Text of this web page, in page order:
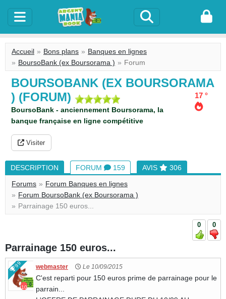
Accueil Bons plans
Banques en lignes
BoursoBank (ex Boursorama )
Forum
BOURSOBANK (EX BOURSORAMA
) (FORUM)
17 °
BoursoBank - anciennement Boursorama, la
banque française en ligne compétitive
Visiter
DESCRIPTION FORUM 159 AVIS
306
Forums
Forum Banques en lignes
Forum BoursoBank (ex Boursorama )
Parrainage 150 euros...
0 0
Parrainage 150 euros...
99
10
webmaster Le 10/09/2015
C'est reparti pour 150 euros prime de parrainage pour le
parrain...